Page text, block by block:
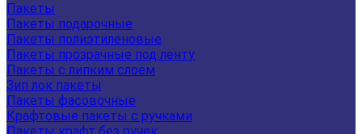
Пакеты
Пакеты подарочные
Пакеты полиэтиленовые
Пакеты прозрачные под ленту
Пакеты с липким слоем
Зип лок пакеты
Пакеты фасовочные
Крафтовые пакеты с ручками